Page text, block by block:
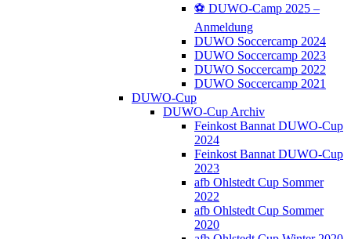
⚽️ DUWO-Camp 2025 –
Anmeldung
DUWO Soccercamp 2024
DUWO Soccercamp 2023
DUWO Soccercamp 2022
DUWO Soccercamp 2021
DUWO-Cup
DUWO-Cup Archiv
Feinkost Bannat DUWO-Cup
2024
Feinkost Bannat DUWO-Cup
2023
afb Ohlstedt Cup Sommer
2022
afb Ohlstedt Cup Sommer
2020